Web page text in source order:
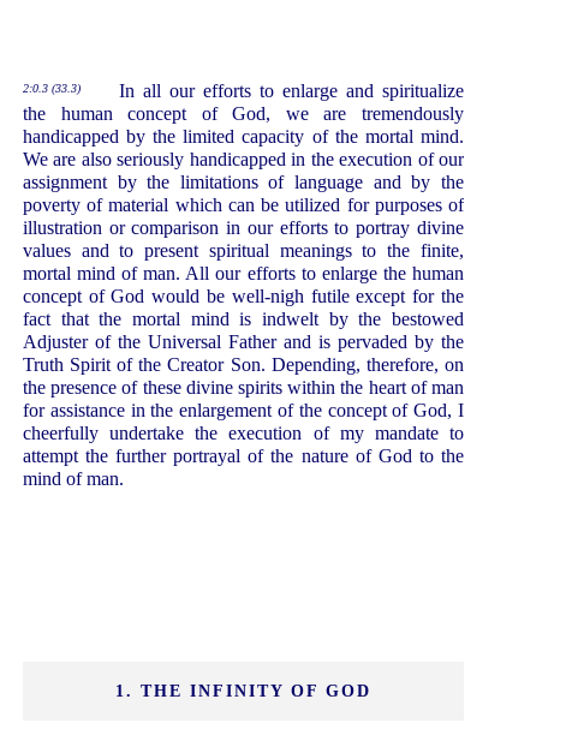
2:0.3 (33.3)
In all our efforts to enlarge and spiritualize
the human concept of God, we are tremendously
handicapped by the limited capacity of the mortal mind.
We are also seriously handicapped in the execution of our
assignment by the limitations of language and by the
poverty of material which can be utilized for purposes of
illustration or comparison in our efforts to portray divine
values and to present spiritual meanings to the finite,
mortal mind of man. All our efforts to enlarge the human
concept of God would be well-nigh futile except for the
fact that the mortal mind is indwelt by the bestowed
Adjuster of the Universal Father and is pervaded by the
Truth Spirit of the Creator Son. Depending, therefore, on
the presence of these divine spirits within the heart of man
for assistance in the enlargement of the concept of God, I
cheerfully undertake the execution of my mandate to
attempt the further portrayal of the nature of God to the
mind of man.
1. THE INFINITY OF GOD